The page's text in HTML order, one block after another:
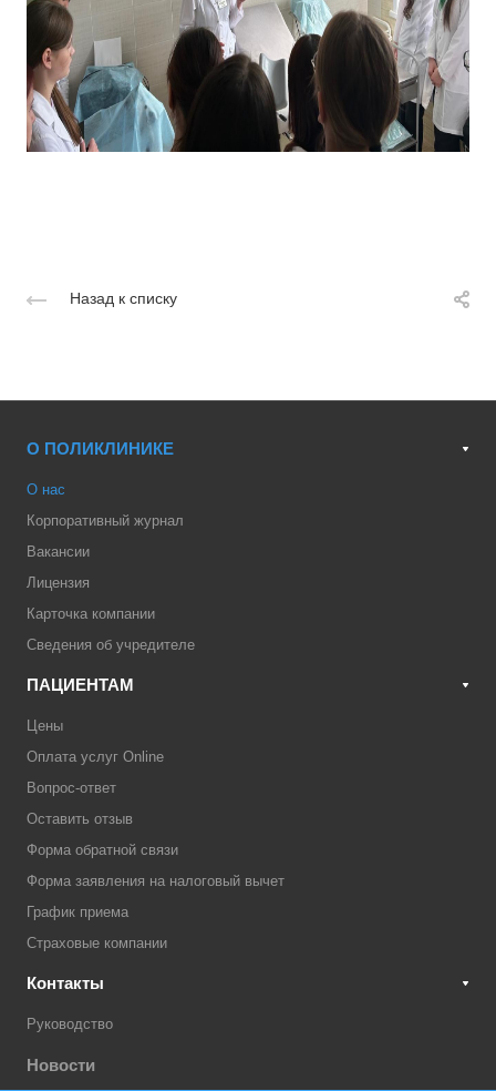
Назад к списку
О ПОЛИКЛИНИКЕ
О нас
Корпоративный журнал
Вакансии
Лицензия
Карточка компании
Сведения об учредителе
ПАЦИЕНТАМ
Цены
Оплата услуг Online
Вопрос-ответ
Оставить отзыв
Форма обратной связи
Форма заявления на налоговый вычет
График приема
Страховые компании
Контакты
Руководство
Новости